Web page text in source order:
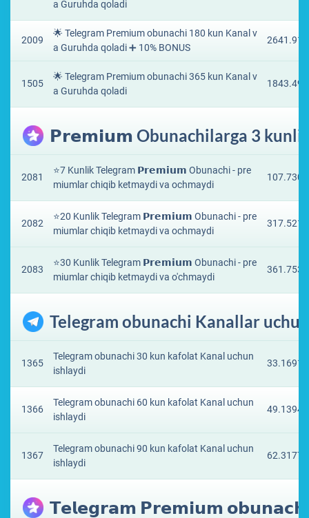
a Guruhda qoladi
2009
🌟 Telegram Premium obunachi 180 kun Kanal v
a Guruhda qoladi ➕ 10% BONUS
1505
🌟 Telegram Premium obunachi 365 kun Kanal v
a Guruhda qoladi
𝗣𝗿𝗲𝗺𝗶𝘂𝗺 Obunachilarga 3
2081
⭐️7 Kunlik Telegram 𝗣𝗿𝗲𝗺𝗶𝘂𝗺 Obunachi - pre
miumlar chiqib ketmaydi va ochmaydi
2082
⭐️20 Kunlik Telegram 𝗣𝗿𝗲𝗺𝗶𝘂𝗺 Obunachi - pre
miumlar chiqib ketmaydi va ochmaydi
2083
⭐️30 Kunlik Telegram 𝗣𝗿𝗲𝗺𝗶𝘂𝗺 Obunachi - pre
miumlar chiqib ketmaydi va o'chmaydi
Telegram obunachi Kanallar uchun
1365
Telegram obunachi 30 kun kafolat Kanal uchun
ishlaydi
33.1691
1366
Telegram obunachi 60 kun kafolat Kanal uchun
ishlaydi
49.1394
1367
Telegram obunachi 90 kun kafolat Kanal uchun
ishlaydi
62.3177
𝗧𝗲𝗹𝗲𝗴𝗿𝗮𝗺 𝗣𝗿𝗲𝗺𝗶𝘂𝗺 𝗼𝗯𝘂𝗻𝗮𝗰𝗵𝗶